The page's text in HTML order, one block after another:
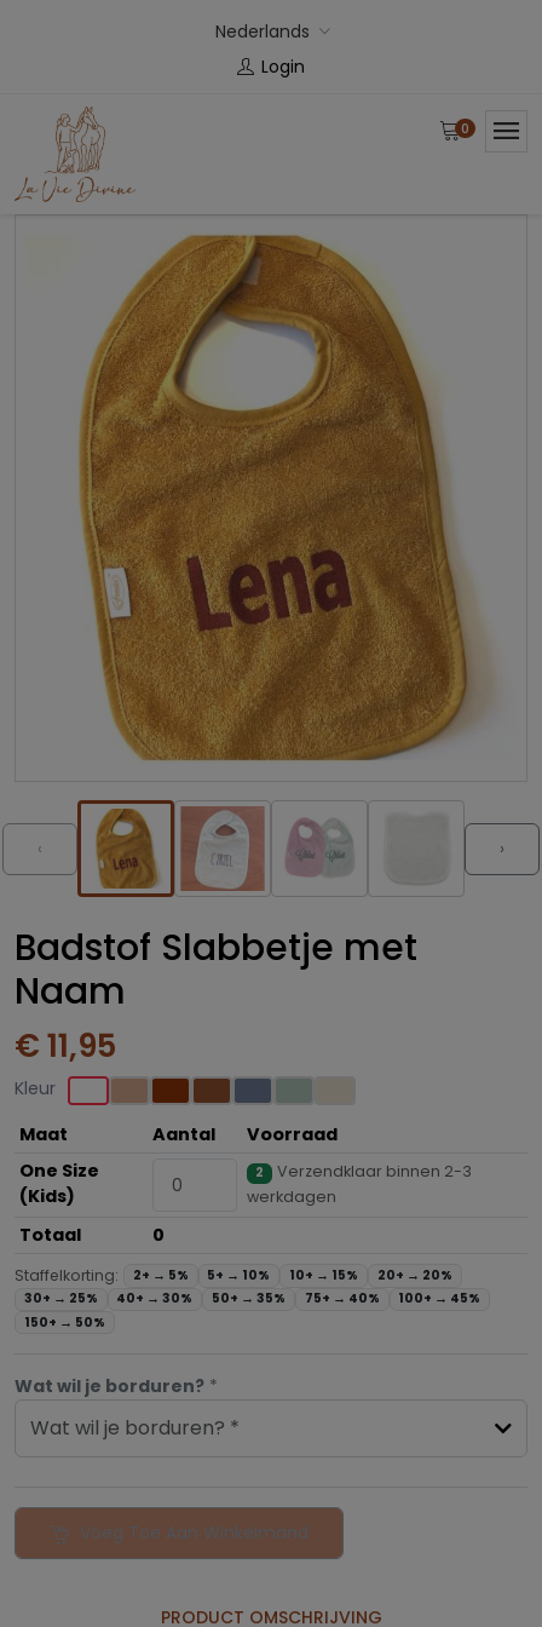
Nederlands
Login
0
‹ ›
Badstof Slabbetje met
Naam
€ 11,95
Kleur
Maat
Aantal
Voorraad
One Size
(Kids)
2
Verzendklaar binnen 2-3
werkdagen
Totaal 0
Staffelkorting: 2+ → 5% 5+ → 10% 10+ → 15% 20+ → 20%
30+ → 25% 40+ →30% 50+ →35% 75+ → 40% 100+ → 45%
150+ → 50%
Wat wil je borduren? *
Wat wil je borduren? *
Voeg Toe Aan Winkelmand
PRODUCT OMSCHRIJVING